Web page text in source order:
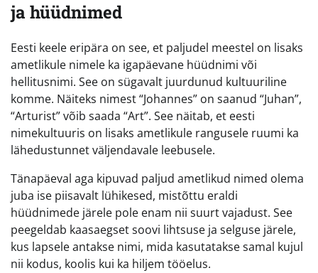
ja hüüdnimed
Eesti keele eripära on see, et paljudel meestel on lisaks
ametlikule nimele ka igapäevane hüüdnimi või
hellitusnimi. See on sügavalt juurdunud kultuuriline
komme. Näiteks nimest “Johannes” on saanud “Juhan”,
“Arturist” võib saada “Art”. See näitab, et eesti
nimekultuuris on lisaks ametlikule rangusele ruumi ka
lähedustunnet väljendavale leebusele.
Tänapäeval aga kipuvad paljud ametlikud nimed olema
juba ise piisavalt lühikesed, mistõttu eraldi
hüüdnimede järele pole enam nii suurt vajadust. See
peegeldab kaasaegset soovi lihtsuse ja selguse järele,
kus lapsele antakse nimi, mida kasutatakse samal kujul
nii kodus, koolis kui ka hiljem tööelus.